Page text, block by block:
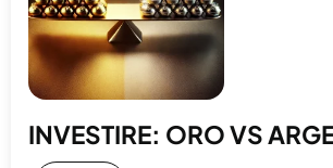
INVESTIRE: ORO VS